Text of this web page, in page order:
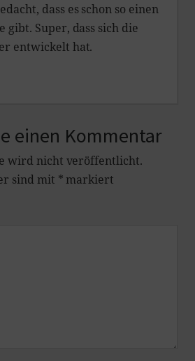
dass es schon so einen
gibt. Super, dass sich die
entwickelt hat.
einen Kommentar
wird nicht veröffentlicht.
sind mit * markiert